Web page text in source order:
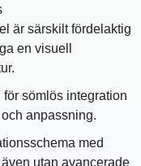
är särskilt fördelaktig
en visuell
sömlös integration
anpassning.
med
utan avancerade